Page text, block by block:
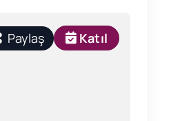
Paylaş Katıl